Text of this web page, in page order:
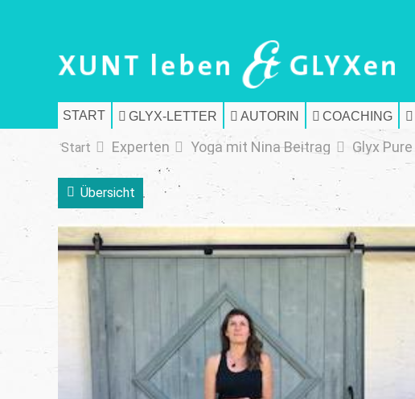
START GLYX-LETTER AUTORIN COACHING
Start Experten Yoga mit Nina Beitrag Glyx Pure
Übersicht